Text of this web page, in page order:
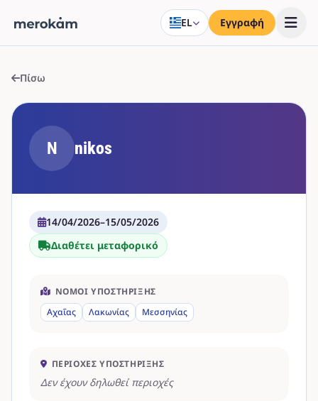
EL Εγγραφή
Πίσω
N nikos
14/04/2026–15/05/2026
Διαθέτει μεταφορικό
ΝΟΜΟΊ ΥΠΟΣΤΉΡΙΞΗΣ
Αχαΐας
Λακωνίας Μεσσηνίας
ΠΕΡΙΟΧΈΣ ΥΠΟΣΤΉΡΙΞΗΣ
Δεν έχουν δηλωθεί περιοχές